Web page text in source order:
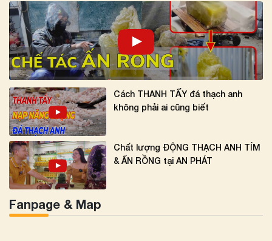
Cách THANH TẨY đá thạch anh
không phải ai cũng biết
Chất lượng ĐỘNG THẠCH ANH TÍM
& ẤN RỒNG tại AN PHÁT
Fanpage & Map